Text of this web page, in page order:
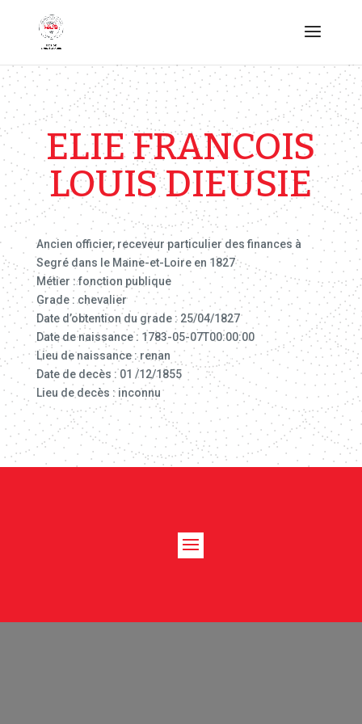
ELIE FRANCOIS
LOUIS DIEUSIE
Ancien officier, receveur particulier des finances à
Segré dans le Maine-et-Loire en 1827
Métier : fonction publique
Grade : chevalier
Date d’obtention du grade : 25/04/1827
Date de naissance : 1783-05-07T00:00:00
Lieu de naissance : renan
Date de decès : 01 /12/1855
Lieu de decès : inconnu